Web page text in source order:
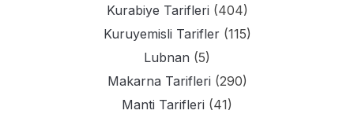
Kurabiye Tarifleri (404)
Kuruyemisli Tarifler(115)
Lubnan (5)
Makarna Tarifleri (290)
Manti Tarifleri (41)